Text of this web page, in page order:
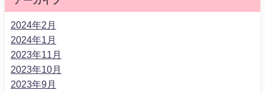
2024年2月
2024年1月
2023年11月
2023年10月
2023年9月